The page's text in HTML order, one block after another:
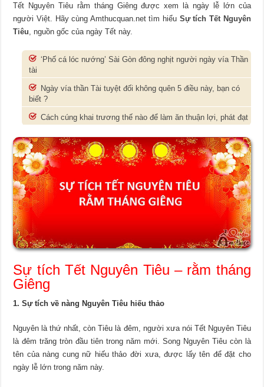
Tết Nguyên Tiêu rằm tháng Giêng được xem là ngày lễ lớn của
người Việt. Hãy cùng Amthucquan.net tìm hiểu Sự tích Tết Nguyên
Tiêu , nguồn gốc của ngày Tết này.
‘Phố cá lóc nướng’ Sài Gòn đông nghịt người ngày vía Thần
tài
Ngày vía thần Tài tuyệt đối không quên 5 điều này, bạn có
biết ?
Cách cúng khai trương thế nào để làm ăn thuận lợi, phát đạt
Sự tích Tết Nguyên Tiêu – rằm tháng
Giêng
1. Sự tích về nàng Nguyên Tiêu hiếu thảo
Nguyên là thứ nhất, còn Tiêu là đêm, người xưa nói Tết Nguyên Tiêu
là đêm trăng tròn đầu tiên trong năm mới. Song Nguyên Tiêu còn là
tên của nàng cung nữ hiếu thảo đời xưa, được lấy tên để đặt cho
ngày lễ lớn trong năm này.